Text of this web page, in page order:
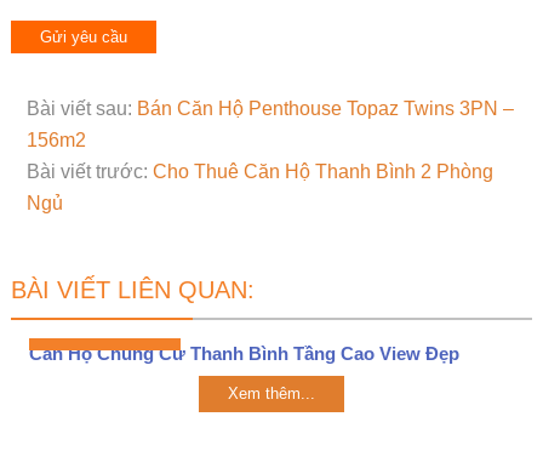
Bài viết sau: Bán Căn Hộ Penthouse Topaz Twins 3PN –
156m2
Bài viết trước: Cho Thuê Căn Hộ Thanh Bình 2 Phòng
Ngủ
BÀI VIẾT LIÊN QUAN:
Căn Hộ Chung Cư Thanh Bình Tầng Cao View Đẹp
Xem thêm...